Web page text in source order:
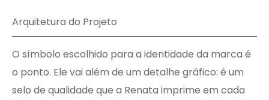
Arquitetura do Projeto
O símbolo escolhido para a identidade da marca é
o ponto. Ele vai além de um detalhe gráfico: é um
selo de qualidade que a Renata imprime em cada